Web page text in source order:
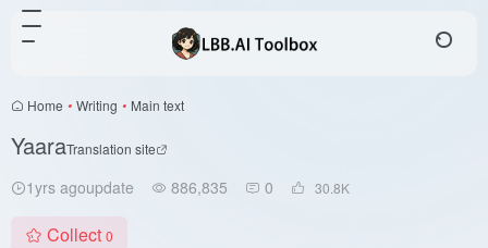
Home • Writing • Main text
YaaraTranslation site
1yrs agoupdate 886,835 0 30.8K
Collect 0